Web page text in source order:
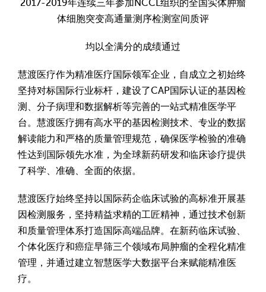
2017-2019年连续三年参加NCCL组织的全国实体肿瘤
体细胞突变高通量测序检测室间质评
均以全满分的成绩通过
慧渡医疗作为精准医疗国际领军企业，自成立之初始终
坚持对标国际行业标杆，建设了CAP国际认证的基因检
测、分子病理和数据解析等完善的一站式精准医学平
台。慧渡医疗拥有高水平的基因检测技术、专业的数据
解读能力和严格的质量管理规范，确保医学检验的准确
性达到国际领先水准，为全球新药研发和临床诊疗提供
了科学、准确、全面的依据。
慧渡医疗始终坚持以国际药企临床试验的高标准开展基
因检测服务，坚持精益求精的工匠精神，通过技术创新
和质量管理体系打造国际高端品牌。在新药临床试验、
个体化医疗和癌症早筛三个领域布局肿瘤的全程化精准
管理，并通过建立智慧医学大数据平台来赋能精准医
疗。